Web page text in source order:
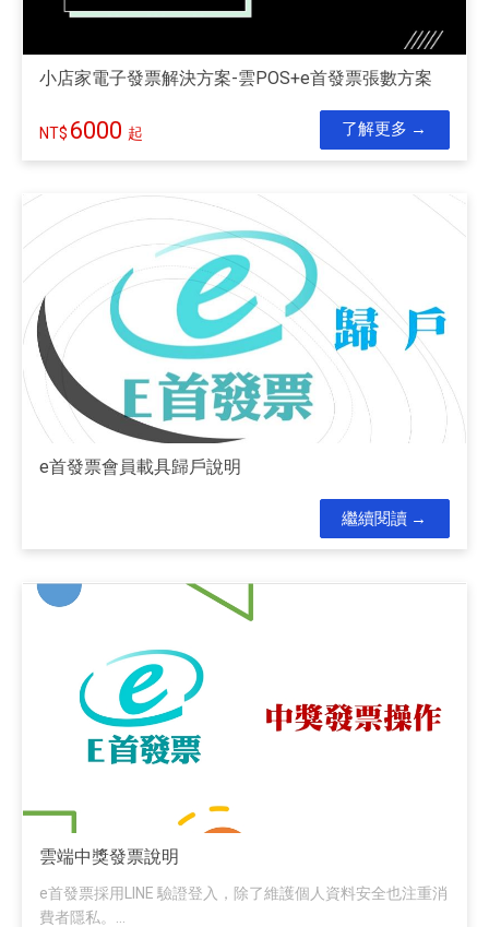
小店家電子發票解決方案-雲POS+e首發票張數方案
6000 起 了解更多
e首發票會員載具歸戶說明
繼續閱讀
雲端中獎發票說明
e首發票採用LINE 驗證登入，除了維護個人資料安全也注重消
費者隱私。...